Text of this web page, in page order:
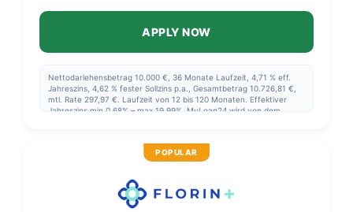
APPLY NOW
Nettodarlehensbetrag 10.000 €, 36 Monate Laufzeit, 4,71 % eff.
Jahreszins, 4,62 % fester Sollzins p.a., Gesamtbetrag 10.726,81 €,
mtl. Rate 297,97 €. Laufzeit von 12 bis 120 Monaten. Effektiver
Jahreszins min 0,68% – max 19,99%. MyLoan24 wird von dem
POPULAR